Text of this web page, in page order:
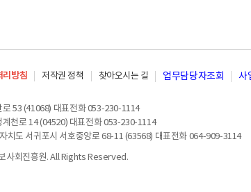
리방침 저작권 정책 찾아오시는 길 업무담당자조회 사
로 53 (41068) 대표전화 053-230-1114
계천로 14 (04520) 대표전화 053-230-1114
치도 서귀포시 서호중앙로 68-11 (63568) 대표전화 064-909-3114
사회진흥원. All Rights Reserved.